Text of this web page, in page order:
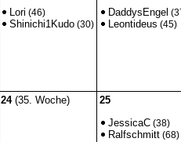
Lori (46)
Shinichi1Kudo (30)
DaddysEngel
Leontideus (45)
24(35. Woche)
25
JessicaC (38)
Ralfschmitt (68)